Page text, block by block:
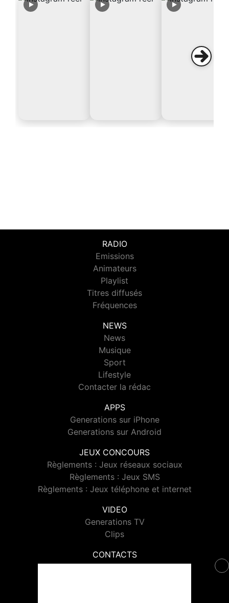
RADIO
Emissions
Animateurs
Playlist
Titres diffusés
Fréquences
NEWS
News
Musique
Sport
Lifestyle
Contacter la rédac
APPS
Generations sur iPhone
Generations sur Android
JEUX CONCOURS
Règlements : Jeux réseaux sociaux
Règlements : Jeux SMS
Règlements : Jeux téléphone et internet
VIDEO
Generations TV
Clips
CONTACTS
Contacter Generations